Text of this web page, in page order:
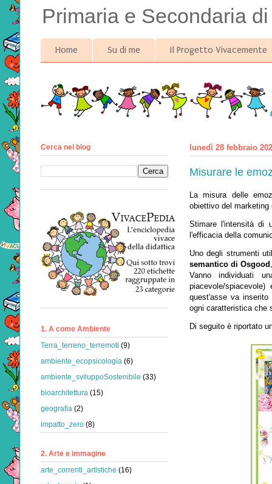
Primaria e Secondaria
Home Su di me Il Progetto Vivacemente
lunedì 28 febbraio
Misurare le
La misura delle
obiettivo del
Stimare l'intensità di
l'efficacia della
Uno degli strumenti
semantico di Osgood
Vanno individuati
piacevole/
quest'asse va
ogni caratteristica che
Di seguito è riportato
Cerca nel blog
1. A come Ambiente
Terra_terreno_terremoti (9)
ambiente_ecopsicologia (6)
ambiente_sviluppoSostenibile (33)
bioarchitettura (15)
geografia (2)
impatto_zero (8)
2. Arte e immagine
arte_correnti_artistiche (16)